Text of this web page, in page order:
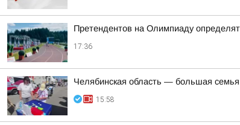
Претендентов на Олимпиаду
17:36
Челябинская область — большая
15:58